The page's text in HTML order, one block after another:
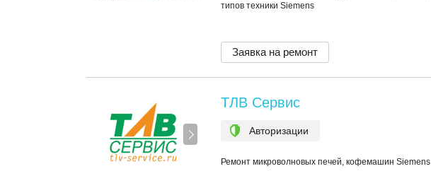
типов техники Siemens
Заявка на ремонт
ТЛВ Сервис
Авторизации
Ремонт микроволновых печей, кофемашин Siemens